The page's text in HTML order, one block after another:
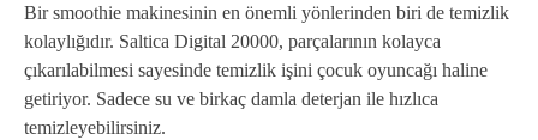
Bir smoothie makinesinin en önemli yönlerinden biri de temizlik
kolaylığıdır. Saltica Digital 20000, parçalarının kolayca
çıkarılabilmesi sayesinde temizlik işini çocuk oyuncağı haline
getiriyor. Sadece su ve birkaç damla deterjan ile hızlıca
temizleyebilirsiniz.